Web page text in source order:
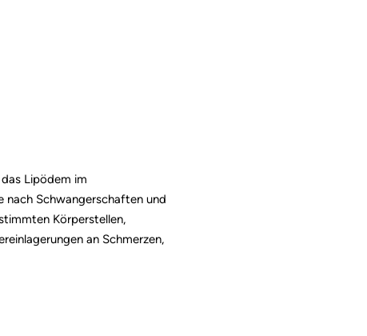
Lipödem im
nach Schwangerschaften und
Körperstellen,
an Schmerzen,